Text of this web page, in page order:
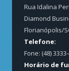
Rua Idalina
Diamond
Florianópolis/
Telefone:
Fone: (48)
Horário de